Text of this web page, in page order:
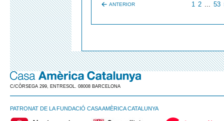
ANTERIOR 1 2 ... 53
C/CÒRSEGA 299, ENTRESOL. 08008 BARCELONA
PATRONAT DE LA FUNDACIÓ CASA AMÈRICA CATALUNYA